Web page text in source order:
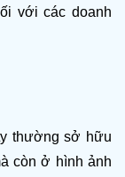
với các doanh
thường sở hữu
còn ở hình ảnh